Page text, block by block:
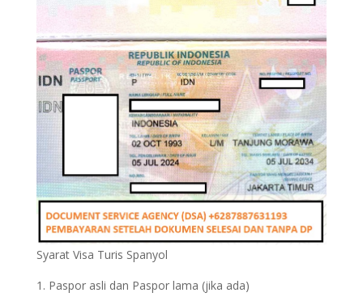
Syarat Visa Turis Spanyol
Paspor asli dan Paspor lama (jika ada)